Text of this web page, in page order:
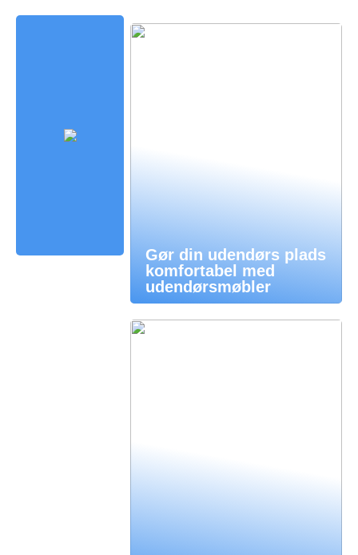
Gør din udendørs plads
komfortabel med
udendørsmøbler